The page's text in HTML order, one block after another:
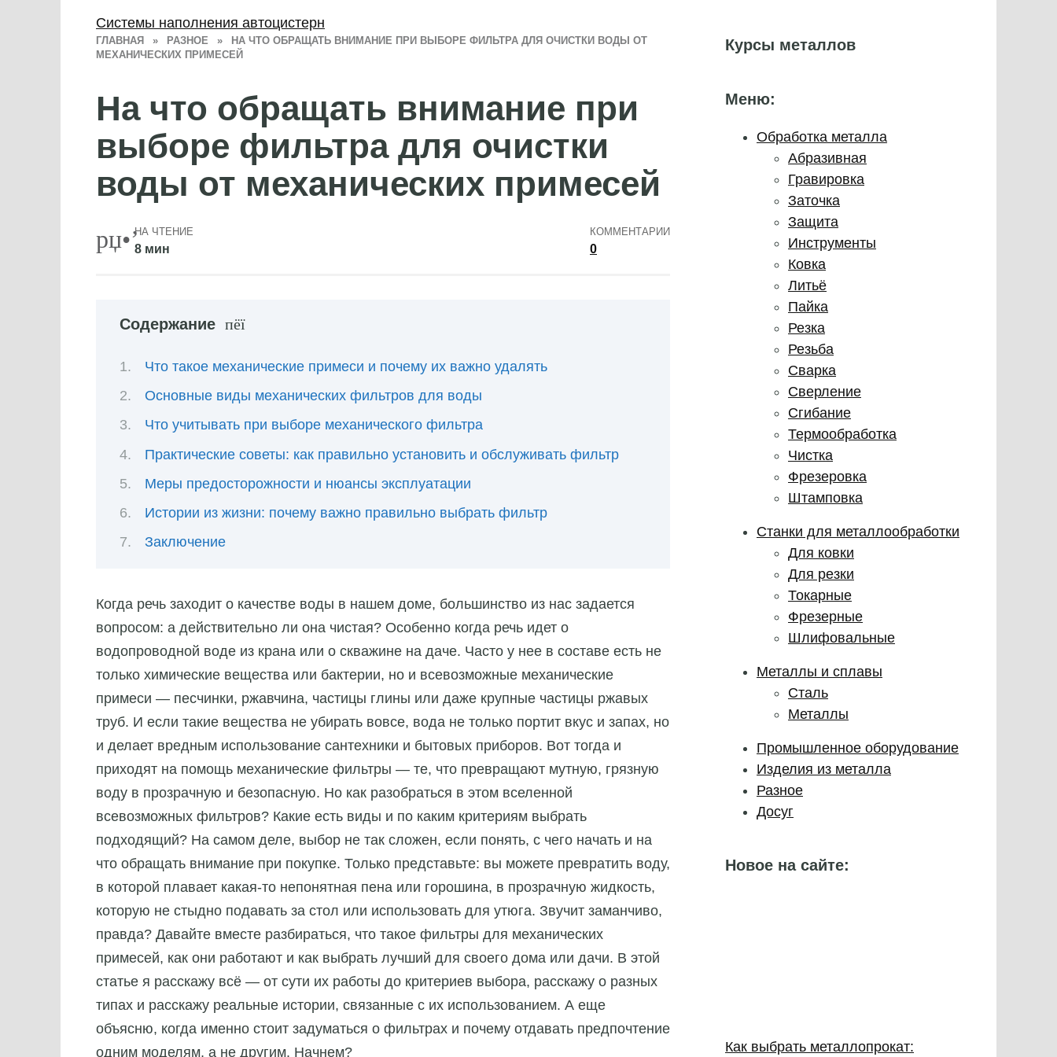
ГЛАВНАЯ » РАЗНОЕ »
НА ЧТО ОБРАЩАТЬ ВНИМАНИЕ ПРИ ВЫБОРЕ ФИЛЬТРА ДЛЯ ОЧИСТКИ ВОДЫ ОТ
МЕХАНИЧЕСКИХ ПРИМЕСЕЙ
На что обращать внимание при
выборе фильтра для очистки
воды от механических примесей
НА ЧТЕНИЕ
8 мин
КОММЕНТАРИИ
0
Содержание
Что такое механические примеси и почему их важно удалять
Основные виды механических фильтров для воды
Что учитывать при выборе механического фильтра
Практические советы: как правильно установить и обслуживать фильтр
Меры предосторожности и нюансы эксплуатации
Истории из жизни: почему важно правильно выбрать фильтр
Заключение
Когда речь заходит о качестве воды в нашем доме, большинство из нас задается
вопросом: а действительно ли она чистая? Особенно когда речь идет о
водопроводной воде из крана или о скважине на даче. Часто у нее в составе есть не
только химические вещества или бактерии, но и всевозможные механические
примеси — песчинки, ржавчина, частицы глины или даже крупные частицы ржавых
труб. И если такие вещества не убирать вовсе, вода не только портит вкус и запах, но
и делает вредным использование сантехники и бытовых приборов. Вот тогда и
приходят на помощь механические фильтры — те, что превращают мутную, грязную
воду в прозрачную и безопасную. Но как разобраться в этом вселенной
всевозможных фильтров? Какие есть виды и по каким критериям выбрать
подходящий? На самом деле, выбор не так сложен, если понять, с чего начать и на
что обращать внимание при покупке. Только представьте: вы можете превратить воду,
в которой плавает какая-то непонятная пена или горошина, в прозрачную жидкость,
которую не стыдно подавать за стол или использовать для утюга. Звучит заманчиво,
правда? Давайте вместе разбираться, что такое фильтры для механических
примесей, как они работают и как выбрать лучший для своего дома или дачи. В этой
статье я расскажу всё — от сути их работы до критериев выбора, расскажу о разных
типах и расскажу реальные истории, связанные с их использованием. А еще
объясню, когда именно стоит задуматься о фильтрах и почему отдавать предпочтение
одним моделям, а не другим. Начнем?
Курсы металлов
Меню:
Обработка металла
Абразивная
Гравировка
Заточка
Защита
Инструменты
Ковка
Литьё
Пайка
Резка
Резьба
Сварка
Сверление
Сгибание
Термообработка
Чистка
Фрезеровка
Штамповка
Станки для металлообработки
Для ковки
Для резки
Токарные
Фрезерные
Шлифовальные
Металлы и сплавы
Сталь
Металлы
Промышленное оборудование
Изделия из металла
Разное
Досуг
Новое на сайте:
Как выбрать металлопрокат:
Системы наполнения автоцистерн